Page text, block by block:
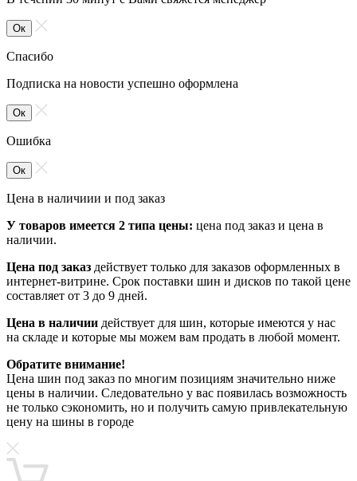
Ок
Спасибо
Подписка на новости успешно оформлена
Ок
Ошибка
Ок
Цена в наличиии и под заказ
У товаров имеется 2 типа цены: цена под заказ и цена в
наличии.
Цена под заказ действует только для заказов оформленных в
интернет-витрине. Срок поставки шин и дисков по такой цене
составляет от 3 до 9 дней.
Цена в наличии действует для шин, которые имеются у нас
на складе и которые мы можем вам продать в любой момент.
Обратите внимание!
Цена шин под заказ по многим позициям значительно ниже
цены в наличии. Следовательно у вас появилась возможность
не только сэкономить, но и получить самую привлекательную
цену на шины в городе